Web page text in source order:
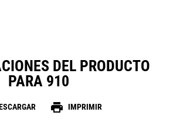
DEL PRODUCTO
PARA 910
print IMPRIMIR